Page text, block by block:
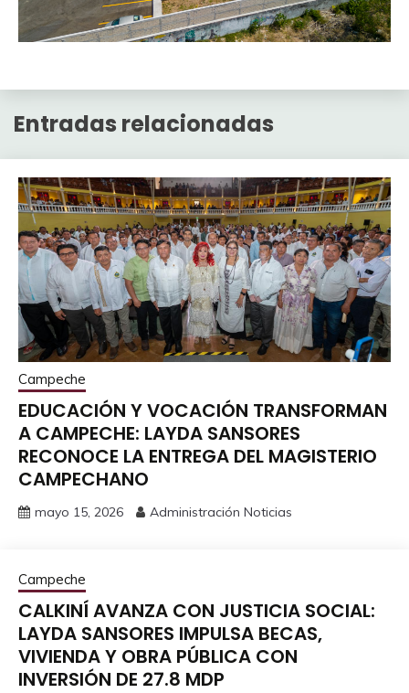
Entradas relacionadas
Campeche
EDUCACIÓN Y VOCACIÓN TRANSFORMAN
A CAMPECHE: LAYDA SANSORES
RECONOCE LA ENTREGA DEL MAGISTERIO
CAMPECHANO
mayo 15, 2026 Administración Noticias
Campeche
CALKINÍ AVANZA CON JUSTICIA SOCIAL:
LAYDA SANSORES IMPULSA BECAS,
VIVIENDA Y OBRA PÚBLICA CON
INVERSIÓN DE 27.8 MDP